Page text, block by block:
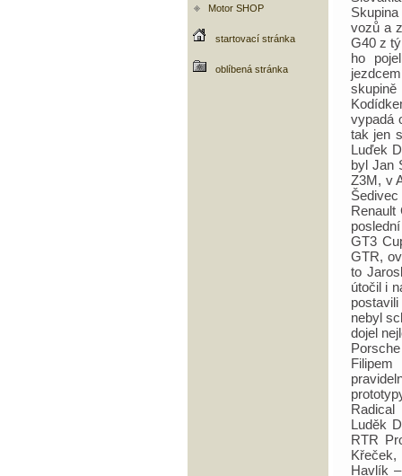
Motor SHOP
startovací stránka
oblíbená stránka
vozů a
G40 z
ho
vypadá
tak jen
Luďek
byl Jan
Z3M, v
Renault
GT3
GTR,
to
útočil i
nebyl
dojel
Luděk
RTR
Křeček,
Havlík